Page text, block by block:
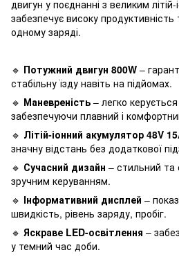
двигун у поєднанні з великим
забезпечує високу продуктивність
одному заряді.
🔹 Потужний двигун 800W –
стабільну їзду навіть на підйомах.
🔹 Маневреність – легко
забезпечуючи плавний і
🔹 Літій-іонний акумулятор 48V
значну відстань без додаткової
🔹 Сучасний дизайн – стильний та
зручним керуванням.
🔹 Інформативний дисплей –
швидкість, рівень заряду, пробіг.
🔹 Яскраве LED-освітлення –
у темний час доби.